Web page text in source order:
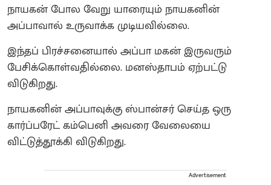
நாயகன் போல வேறு யாரையும் நாயகனின்
அப்பாவால் உருவாக்க முடியவில்லை.
இந்தப் பிரச்சனையால் அப்பா மகன் இருவரும்
பேசிக்கொள்வதில்லை. மனஸ்தாபம் ஏற்பட்டு
விடுகிறது.
நாயகனின் அப்பாவுக்கு ஸ்பான்சர் செய்த ஒரு
கார்ப்பரேட் கம்பெனி அவரை வேலையை
விட்டுத்தூக்கி விடுகிறது.
Advertisement